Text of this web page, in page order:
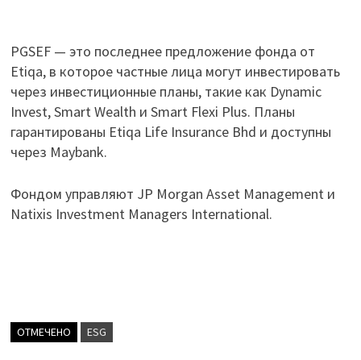
PGSEF — это последнее предложение фонда от
Etiqa, в которое частные лица могут инвестировать
через инвестиционные планы, такие как Dynamic
Invest, Smart Wealth и Smart Flexi Plus. Планы
гарантированы Etiqa Life Insurance Bhd и доступны
через Maybank.
Фондом управляют JP Morgan Asset Management и
Natixis Investment Managers International.
ОТМЕЧЕНО ESG